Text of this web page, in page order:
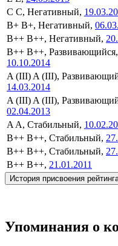
C C, Негативный,
B+ B+, Негативный,
B++ B++, Негативный,
B++ B++, Развивающийся,
10.10.2014
A (III) A (III),
14.03.2014
A (III) A (III),
02.04.2013
A A, Стабильный,
B++ B++, Стабильный,
B++ B++, Стабильный,
B++ B++, 21.01.2011
История присвоения
Упоминания о